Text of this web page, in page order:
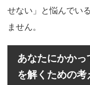
せない」と悩んでい
ません。
あなたにかか
を解くための考